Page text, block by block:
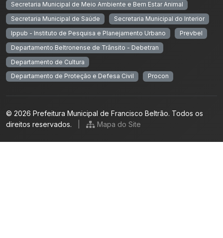
Secretaria Municipal de Meio Ambiente e Bem Estar Animal
Secretaria Municipal de Saúde
Secretaria Municipal do Interior
Ippub - Instituto de Pesquisa e Planejamento Urbano
Prevbel
Departamento Beltronense de Trânsito - Debetran
Departamento de Cultura
Departamento de Proteção e Defesa Civil
Procon
© 2026 Prefeitura Municipal de Francisco Beltrão. Todos os
direitos reservados.
Mapa do Site